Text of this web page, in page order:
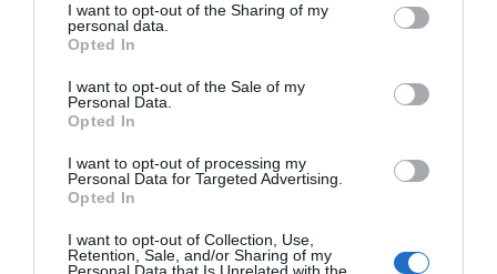
not limited to your visit or usage behaviour. You may click to
grant or deny consent to Google and its third-party tags to
use your data for below specified purposes in below Google
consent section.
I want to opt-out of the Sharing of my
personal data.
Opted In
I want to opt-out of the Sale of my
Personal Data.
Opted In
I want to opt-out of processing my
Personal Data for Targeted Advertising.
Opted In
I want to opt-out of Collection, Use,
Retention, Sale, and/or Sharing of my